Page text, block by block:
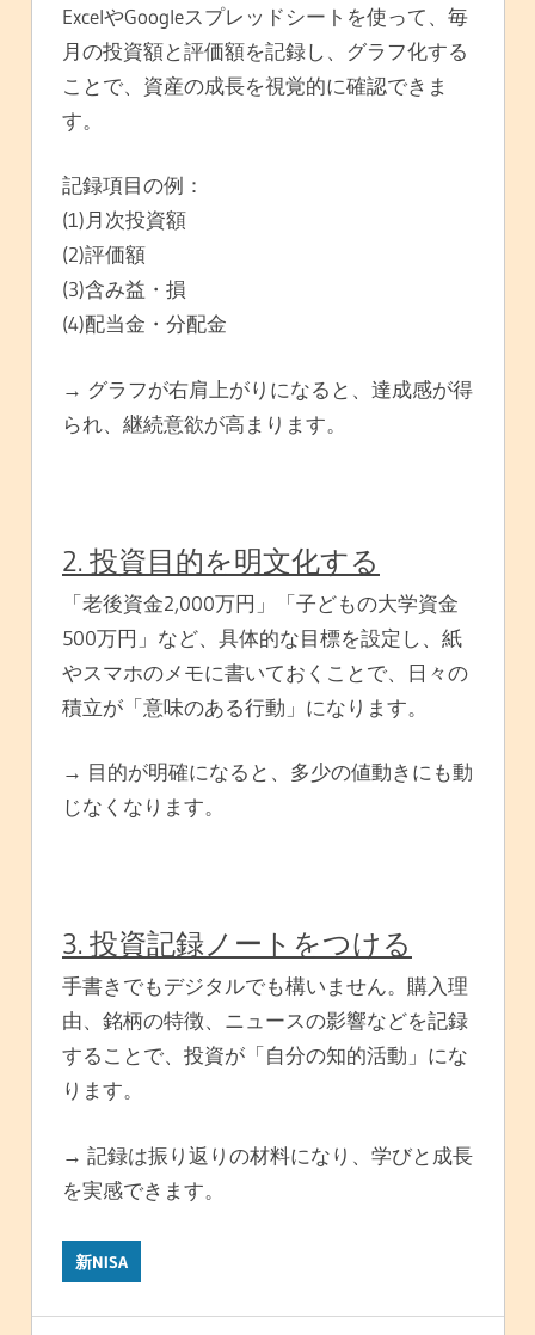
ExcelやGoogleスプレッドシートを使って、毎
月の投資額と評価額を記録し、グラフ化する
ことで、資産の成長を視覚的に確認できま
す。
記録項目の例：
(1)月次投資額
(2)評価額
(3)含み益・損
(4)配当金・分配金
→ グラフが右肩上がりになると、達成感が得
られ、継続意欲が高まります。
2. 投資目的を明文化する
「老後資金2,000万円」「子どもの大学資金
500万円」など、具体的な目標を設定し、紙
やスマホのメモに書いておくことで、日々の
積立が「意味のある行動」になります。
→ 目的が明確になると、多少の値動きにも動
じなくなります。
3. 投資記録ノートをつける
手書きでもデジタルでも構いません。購入理
由、銘柄の特徴、ニュースの影響などを記録
することで、投資が「自分の知的活動」にな
ります。
→ 記録は振り返りの材料になり、学びと成長
を実感できます。
新NISA